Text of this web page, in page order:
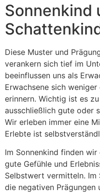
Sonnenkind
Diese Muster und
verankern sich tief im
beeinflussen uns als
Erwachsene sich
erinnern. Wichtig ist es
ausschließlich gute oder
Wir erleben immer eine
Erlebte ist
Im Sonnenkind finden
gute Gefühle und
Selbstwert vermitteln. Im
die negativen Prägungen